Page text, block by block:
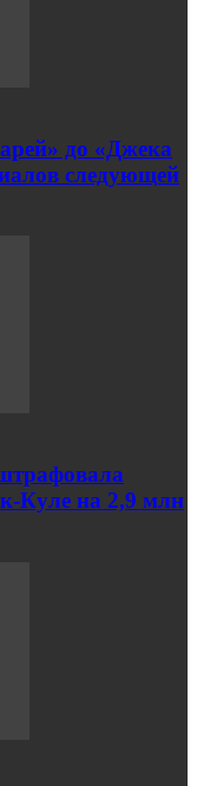
до «Джека
следующей
Куле на 2,9 млн